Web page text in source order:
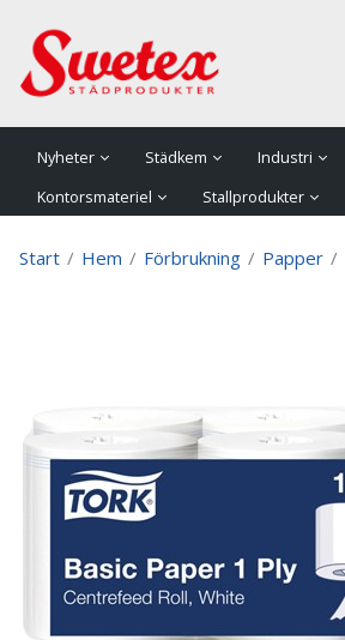
Nyheter Städkem Industri
Kontorsmateriel
Stallprodukter
Start / Hem / Förbrukning / Papper /